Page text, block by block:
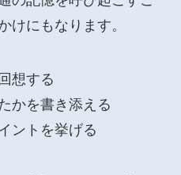
けにもなります。
想する
かを書き添える
ントを挙げる